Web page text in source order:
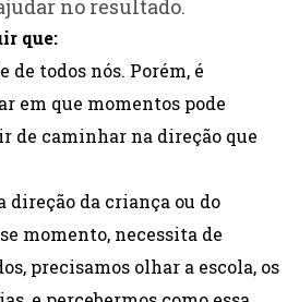
no resultado.
que:
de todos nós. Porém, é
em que momentos pode
de caminhar na direção que
direção da criança ou do
momento, necessita de
precisamos olhar a escola, os